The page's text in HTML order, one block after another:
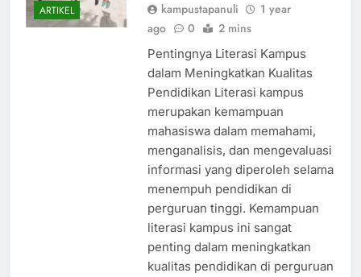
ARTIKEL kampustapanuli
1 year
ago
0 2 mins
Pentingnya Literasi Kampus
dalam Meningkatkan Kualitas
Pendidikan Literasi kampus
merupakan kemampuan
mahasiswa dalam memahami,
menganalisis, dan mengevaluasi
informasi yang diperoleh selama
menempuh pendidikan di
perguruan tinggi. Kemampuan
literasi kampus ini sangat
penting dalam meningkatkan
kualitas pendidikan di perguruan